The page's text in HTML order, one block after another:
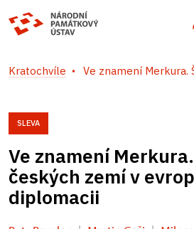
Kratochvíle Ve znamení Merkura.
SLEVA
Ve znamení
českých zemí v
diplomacii